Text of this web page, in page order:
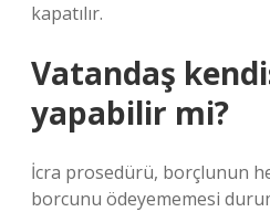
kapatılır.
Vatandaş
yapabilir mi?
İcra prosedürü, borçlunun
borcunu ödeyememesi